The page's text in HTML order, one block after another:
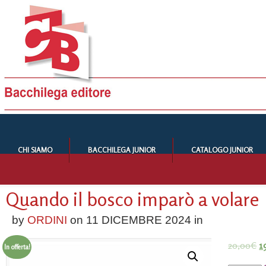
CHI SIAMO BACCHILEGA JUNIOR CATALOGO JUNIOR
Quando il bosco imparò a volare
by ORDINI on 11 DICEMBRE 2024 in
In offerta! 20,00€